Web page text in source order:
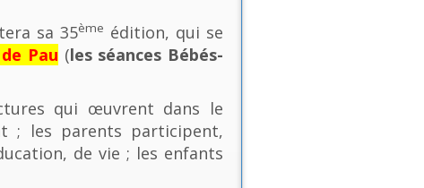
sa 35ème édition, qui se
Pau (les séances Bébés-
qui œuvrent dans le
; les parents participent,
de vie ; les enfants